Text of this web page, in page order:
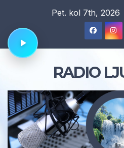
content
Pet. kol 7th, 2026
RADIO